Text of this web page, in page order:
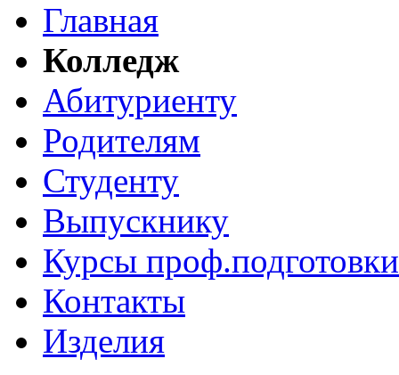
Главная
Колледж
Абитуриенту
Родителям
Студенту
Выпускнику
Курсы проф.подготовки
Контакты
Изделия